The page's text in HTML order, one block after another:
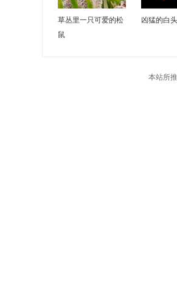
草丛里一只可爱的松
鼠
凶猛的白
本站所